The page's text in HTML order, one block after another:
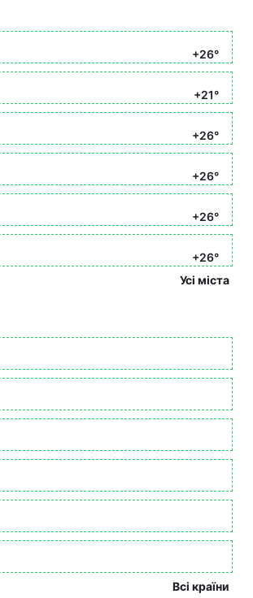
+26°
+21°
+26°
+26°
+26°
+26°
Усі міста
Всі країни